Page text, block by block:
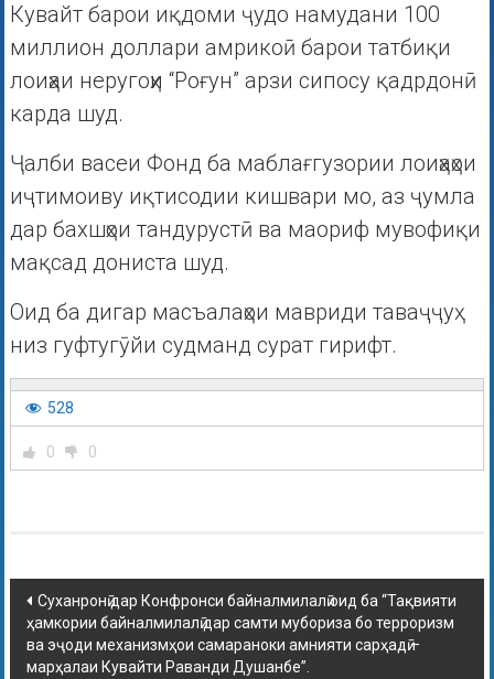
Кувайт барои иқдоми ҷудо намудани 100
миллион доллари амрикоӣ барои татбиқи
лоиҳаи неругоҳи “Роғун” арзи сипосу қадрдонӣ
карда шуд.
Ҷалби васеи Фонд ба маблағгузории лоиҳаҳои
иҷтимоиву иқтисодии кишвари мо, аз ҷумла
дар бахшҳои тандурустӣ ва маориф мувофиқи
мақсад дониста шуд.
Оид ба дигар масъалаҳои мавриди таваҷҷуҳ
низ гуфтугӯйи судманд сурат гирифт.
528
0 0
Суханронӣ дар Конфронси байналмилалӣ оид ба “Тақвияти
ҳамкории байналмилалӣ дар самти мубориза бо терроризм
ва эҷоди механизмҳои самараноки амнияти сарҳадӣ –
марҳалаи Кувайти Раванди Душанбе”.